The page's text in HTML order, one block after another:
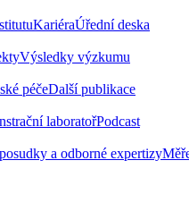
KariéraÚřední deska
Výsledky výzkumu
péčeDalší publikace
laboratořPodcast
a odborné expertizy